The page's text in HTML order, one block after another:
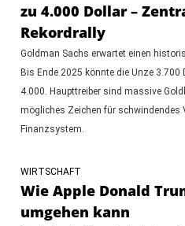
zu 4.000 Dollar –
Rekordrally
Goldman Sachs erwartet einen
Bis Ende 2025 könnte die Unze
4.000. Haupttreiber sind massive
mögliches Zeichen für schwindendes
Finanzsystem.
WIRTSCHAFT
Wie Apple Donald
umgehen kann